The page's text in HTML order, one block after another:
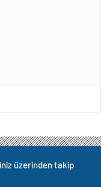
üzerinden takip